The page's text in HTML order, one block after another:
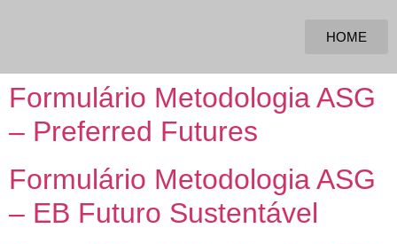
HOME
Formulário Metodologia ASG
– Preferred Futures
Formulário Metodologia ASG
– EB Futuro Sustentável